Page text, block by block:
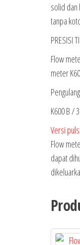
solid dan
tanpa
PRESISI
Flow
meter
K600 B / 3
Versi
Flow
dapat